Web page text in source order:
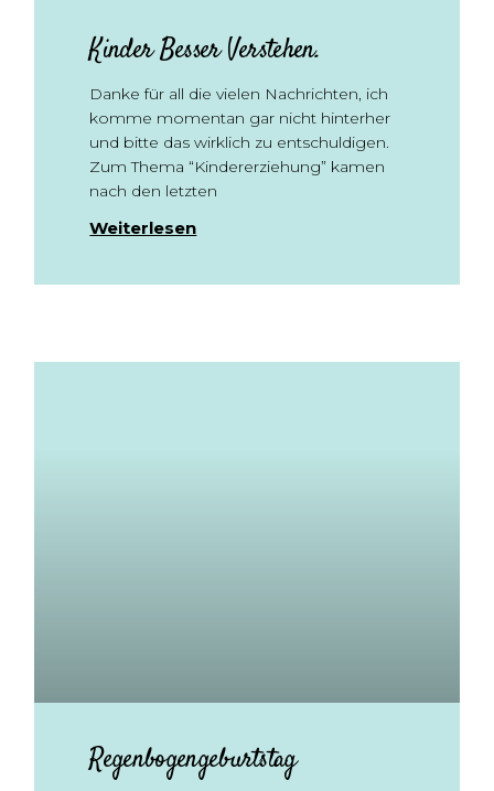
Kinder Besser Verstehen.
Danke für all die vielen Nachrichten, ich
komme momentan gar nicht hinterher
und bitte das wirklich zu entschuldigen.
Zum Thema “Kindererziehung” kamen
nach den letzten
Weiterlesen
Regenbogengeburtstag